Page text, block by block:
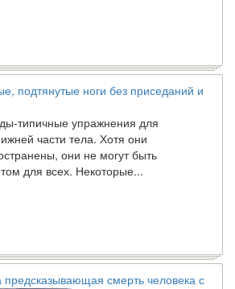
подтянутые ноги без приседаний и
типичные упражнения для
части тела. Хотя они
они не могут быть
для всех. Некоторые...
смерть человека с